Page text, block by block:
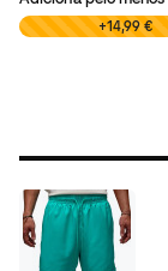
0,00 € +14,99 €